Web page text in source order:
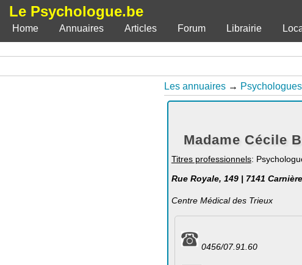
Le Psychologue.be
Home
Annuaires Articles Forum Librairie
Les annuaires → Psychologues
Madame Cécile
Titres professionnels:
Rue Royale, 149 | 7141
Centre Médical des Trieux
0456/07.91.60